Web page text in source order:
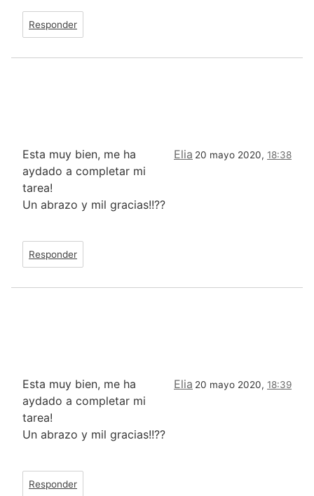
Responder
Elia 20 mayo 2020, 18:38
Esta muy bien, me ha
aydado a completar mi
tarea!
Un abrazo y mil gracias!!??
Responder
Elia 20 mayo 2020, 18:39
Esta muy bien, me ha
aydado a completar mi
tarea!
Un abrazo y mil gracias!!??
Responder